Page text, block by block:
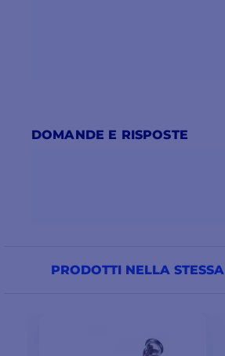
DOMANDE E RISPOSTE
PRODOTTI NELLA